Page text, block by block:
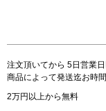
注文頂いてから 5日営業日
商品によって発送迄お時
2万円以上から無料